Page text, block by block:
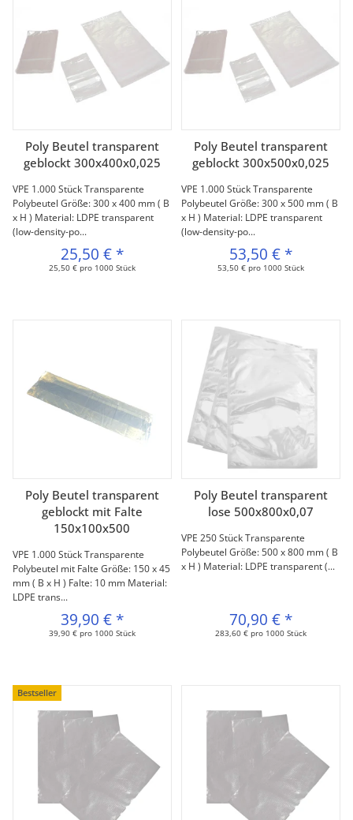
Poly Beutel transparent
geblockt 300x400x0,025
VPE 1.000 Stück Transparente
Polybeutel Größe: 300 x 400 mm ( B
x H ) Material: LDPE transparent
(low-density-po...
25,50 € *
25,50 € pro 1000 Stück
Poly Beutel transparent
geblockt 300x500x0,025
VPE 1.000 Stück Transparente
Polybeutel Größe: 300 x 500 mm ( B
x H ) Material: LDPE transparent
(low-density-po...
53,50 € *
53,50 € pro 1000 Stück
Poly Beutel transparent
geblockt mit Falte
150x100x500
VPE 1.000 Stück Transparente
Polybeutel mit Falte Größe: 150 x 45
mm ( B x H ) Falte: 10 mm Material:
LDPE trans...
39,90 € *
39,90 € pro 1000 Stück
Poly Beutel transparent
lose 500x800x0,07
VPE 250 Stück Transparente
Polybeutel Größe: 500 x 800 mm ( B
x H ) Material: LDPE transparent (...
70,90 € *
283,60 € pro 1000 Stück
Bestseller